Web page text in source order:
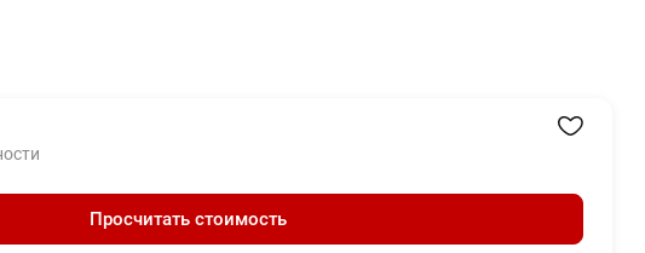
Просчитать стоимость